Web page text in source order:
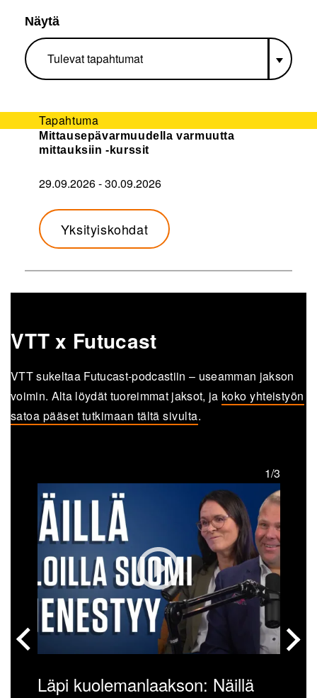
Näytä
Tapahtuma
Mittausepävarmuudella varmuutta
mittauksiin -kurssit
29.09.2026-30.09.2026
Yksityiskohdat
VTT x Futucast
VTT sukeltaa Futucast-podcastiin – useamman jakson
voimin. Alta löydät tuoreimmat jaksot, ja koko yhteistyön
satoa pääset tutkimaan tältä sivulta.
1/3
Läpi kuolemanlaakson: Näillä